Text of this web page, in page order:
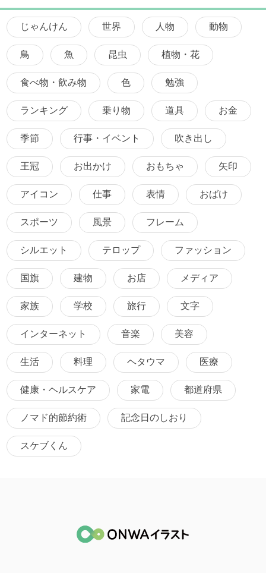
じゃんけん 世界 人物 動物
鳥 魚 昆虫 植物・花
食べ物・飲み物 色 勉強
ランキング 乗り物 道具 お金
季節 行事・イベント 吹き出し
王冠 お出かけ おもちゃ 矢印
アイコン 仕事 表情 おばけ
スポーツ 風景 フレーム
シルエット テロップ ファッション
国旗 建物 お店 メディア
家族 学校 旅行 文字
インターネット 音楽 美容
生活 料理 ヘタウマ 医療
健康・ヘルスケア 家電 都道府県
ノマド的節約術 記念日のしおり
スケブくん